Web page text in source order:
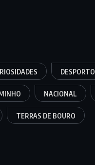
DESPORTO
NACIONAL
TERRAS DE BOURO